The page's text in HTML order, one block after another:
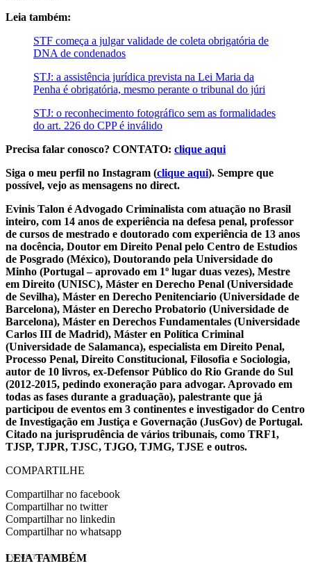
Leia também:
STF começa a julgar validade de coleta obrigatória de
DNA de condenados
STJ: a assistência jurídica prevista na Lei Maria da
Penha é obrigatória, mesmo perante o tribunal do júri
STJ: o reconhecimento fotográfico sem as formalidades
do art. 226 do CPP é inválido
Precisa falar conosco? CONTATO: clique aqui
Siga o meu perfil no Instagram (clique aqui). Sempre que
possível, vejo as mensagens no direct.
Evinis Talon é Advogado Criminalista com atuação no Brasil
inteiro, com 14 anos de experiência na defesa penal, professor
de cursos de mestrado e doutorado com experiência de 13 anos
na docência, Doutor em Direito Penal pelo Centro de Estudios
de Posgrado (México), Doutorando pela Universidade do
Minho (Portugal – aprovado em 1º lugar duas vezes), Mestre
em Direito (UNISC), Máster en Derecho Penal (Universidade
de Sevilha), Máster en Derecho Penitenciario (Universidade de
Barcelona), Máster en Derecho Probatorio (Universidade de
Barcelona), Máster en Derechos Fundamentales (Universidade
Carlos III de Madrid), Máster en Política Criminal
(Universidade de Salamanca), especialista em Direito Penal,
Processo Penal, Direito Constitucional, Filosofia e Sociologia,
autor de 10 livros, ex-Defensor Público do Rio Grande do Sul
(2012-2015, pedindo exoneração para advogar. Aprovado em
todas as fases durante a graduação), palestrante que já
participou de eventos em 3 continentes e investigador do Centro
de Investigação em Justiça e Governação (JusGov) de Portugal.
Citado na jurisprudência de vários tribunais, como TRF1,
TJSP, TJPR, TJSC, TJGO, TJMG, TJSE e outros.
COMPARTILHE
Compartilhar no facebook
Compartilhar no twitter
Compartilhar no linkedin
Compartilhar no whatsapp
EVINIS TALON
LEIA TAMBÉM